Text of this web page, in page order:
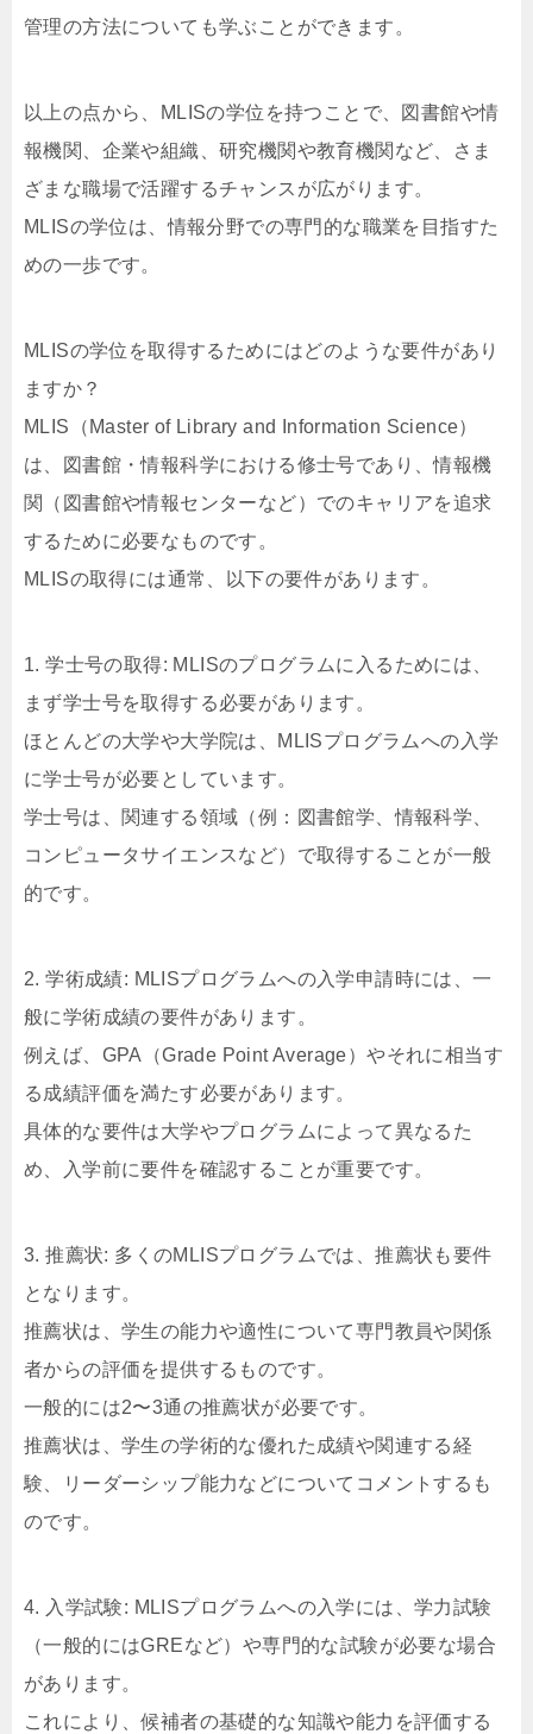
管理の方法についても学ぶことができます。
以上の点から、MLISの学位を持つことで、図書館や情
報機関、企業や組織、研究機関や教育機関など、さま
ざまな職場で活躍するチャンスが広がります。
MLISの学位は、情報分野での専門的な職業を目指すた
めの一歩です。
MLISの学位を取得するためにはどのような要件があり
ますか？
MLIS（Master of Library and Information Science）
は、図書館・情報科学における修士号であり、情報機
関（図書館や情報センターなど）でのキャリアを追求
するために必要なものです。
MLISの取得には通常、以下の要件があります。
1. 学士号の取得: MLISのプログラムに入るためには、
まず学士号を取得する必要があります。
ほとんどの大学や大学院は、MLISプログラムへの入学
に学士号が必要としています。
学士号は、関連する領域（例：図書館学、情報科学、
コンピュータサイエンスなど）で取得することが一般
的です。
2. 学術成績: MLISプログラムへの入学申請時には、一
般に学術成績の要件があります。
例えば、GPA（Grade Point Average）やそれに相当す
る成績評価を満たす必要があります。
具体的な要件は大学やプログラムによって異なるた
め、入学前に要件を確認することが重要です。
3. 推薦状: 多くのMLISプログラムでは、推薦状も要件
となります。
推薦状は、学生の能力や適性について専門教員や関係
者からの評価を提供するものです。
一般的には2〜3通の推薦状が必要です。
推薦状は、学生の学術的な優れた成績や関連する経
験、リーダーシップ能力などについてコメントするも
のです。
4. 入学試験: MLISプログラムへの入学には、学力試験
（一般的にはGREなど）や専門的な試験が必要な場合
があります。
これにより、候補者の基礎的な知識や能力を評価する